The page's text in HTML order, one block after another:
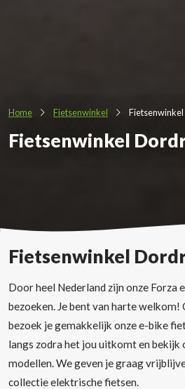
Home Fietsenwinkel
Fietsenwinkel
Fietsenwinkel
Door heel Nederland zijn onze Forza
bezoeken. Je bent van harte
bezoek je gemakkelijk onze e-bike
langs zodra het jou uitkomt en bekijk
modellen. We geven je graag
collectie elektrische fietsen.